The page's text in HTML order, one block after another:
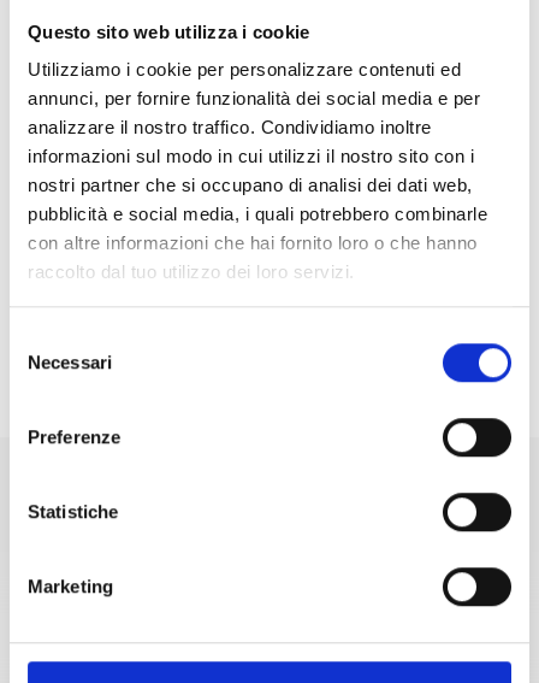
Questo sito web utilizza i cookie
Utilizziamo i cookie per personalizzare contenuti ed
annunci, per fornire funzionalità dei social media e per
analizzare il nostro traffico. Condividiamo inoltre
informazioni sul modo in cui utilizzi il nostro sito con i
nostri partner che si occupano di analisi dei dati web,
pubblicità e social media, i quali potrebbero combinarle
con altre informazioni che hai fornito loro o che hanno
raccolto dal tuo utilizzo dei loro servizi.
delNecessari
Preferenze
Statistiche
Marketing
V
Contattateci!
Ufficio: +39 0473 662170
Cellulare: +39 329 5942992
E-mail:info@skischuleschnalstal.com